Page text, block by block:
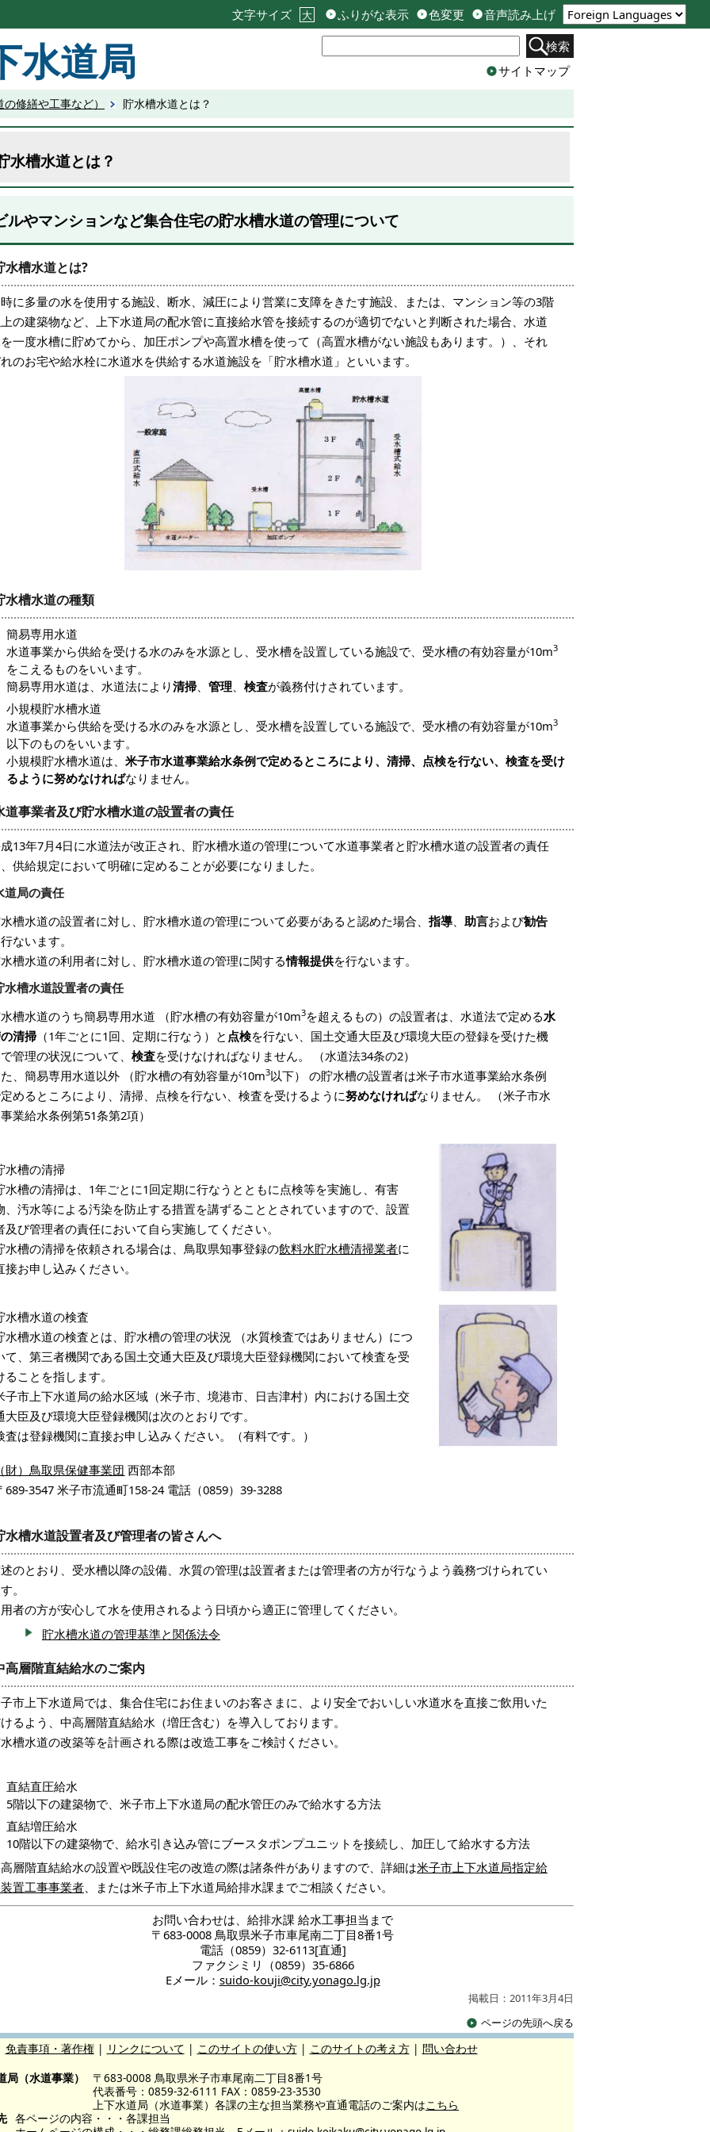
文字サイズ 大 ふりがな表示 色変更 音声読み上げ
水道局
検索
サイトマップ
修繕や工事など） 貯水槽水道とは？
水槽水道とは？
ルやマンションなど集合住宅の貯水槽水道の管理について
水槽水道とは?
に多量の水を使用する施設、断水、減圧により営業に支障をきたす施設、または、マンション等の3階
の建築物など、上下水道局の配水管に直接給水管を接続するのが適切でないと判断された場合、水道
一度水槽に貯めてから、加圧ポンプや高置水槽を使って（高置水槽がない施設もあります。）、それ
のお宅や給水栓に水道水を供給する水道施設を「貯水槽水道」といいます。
水槽水道の種類
簡易専用水道
水道事業から供給を受ける水のみを水源とし、受水槽を設置している施設で、受水槽の有効容量が10m3
をこえるものをいいます。
簡易専用水道は、水道法により清掃、 管理、 検査が義務付けされています。
小規模貯水槽水道
水道事業から供給を受ける水のみを水源とし、受水槽を設置している施設で、受水槽の有効容量が10m3
以下のものをいいます。
小規模貯水槽水道は、 米子市水道事業給水条例で定めるところにより、清掃、点検を行ない、検査を受け
るように努めなければなりません。
道事業者及び貯水槽水道の設置者の責任
13年7月4日に水道法が改正され、貯水槽水道の管理について水道事業者と貯水槽水道の設置者の責任
供給規定において明確に定めることが必要になりました。
道局の責任
槽水道の設置者に対し、貯水槽水道の管理について必要があると認めた場合、 指導、 助言および勧告
ないます。
槽水道の利用者に対し、貯水槽水道の管理に関する情報提供を行ないます。
水槽水道設置者の責任
槽水道のうち簡易専用水道 （貯水槽の有効容量が10m3を超えるもの）の設置者は、水道法で定める水
清掃 （1年ごとに1回、定期に行なう）と 点検を行ない、国土交通大臣及び環境大臣の登録を受けた機
管理の状況について、 検査を受けなければなりません。 （水道法34条の2）
、簡易専用水道以外 （貯水槽の有効容量が10m3以下） の貯水槽の設置者は米子市水道事業給水条例
めるところにより、清掃、点検を行ない、検査を受けるように努めなければなりません。 （米子市水
業給水条例第51条第2項）
水槽の清掃
水槽の清掃は、1年ごとに1回定期に行なうとともに点検等を実施し、有害
、汚水等による汚染を防止する措置を講ずることとされていますので、設置
及び管理者の責任において自ら実施してください。
水槽の清掃を依頼される場合は、鳥取県知事登録の飲料水貯水槽清掃業者に
接お申し込みください。
水槽水道の検査
水槽水道の検査とは、貯水槽の管理の状況 （水質検査ではありません）につ
て、第三者機関である国土交通大臣及び環境大臣登録機関において検査を受
ることを指します。
子市上下水道局の給水区域（米子市、境港市、日吉津村）内における国土交
大臣及び環境大臣登録機関は次のとおりです。
査は登録機関に直接お申し込みください。（有料です。）
財）鳥取県保健事業団 西部本部
689-3547 米子市流通町158-24 電話（0859）39-3288
水槽水道設置者及び管理者の皆さんへ
のとおり、受水槽以降の設備、水質の管理は設置者または管理者の方が行なうよう義務づけられてい
。
者の方が安心して水を使用されるよう日頃から適正に管理してください。
貯水槽水道の管理基準と関係法令
高層階直結給水のご案内
市上下水道局では、集合住宅にお住まいのお客さまに、より安全でおいしい水道水を直接ご飲用いた
るよう、中高層階直結給水（増圧含む）を導入しております。
槽水道の改築等を計画される際は改造工事をご検討ください。
直結直圧給水
5階以下の建築物で、米子市上下水道局の配水管圧のみで給水する方法
直結増圧給水
10階以下の建築物で、給水引き込み管にブースタポンプユニットを接続し、加圧して給水する方法
層階直結給水の設置や既設住宅の改造の際は諸条件がありますので、詳細は米子市上下水道局指定給
置工事事業者、または米子市上下水道局給排水課までご相談ください。
お問い合わせは、給排水課 給水工事担当まで
〒683-0008 鳥取県米子市車尾南二丁目8番1号
電話（0859）32-6113[直通]
ファクシミリ（0859）35-6866
Eメール： suido-kouji@city.yonago.lg.jp
掲載日：2011年3月4日
ページの先頭へ戻る
免責事項・著作権 | リンクについて | このサイトの使い方 | このサイトの考え方 | 問い合わせ
局（水道事業）
〒683-0008 鳥取県米子市車尾南二丁目8番1号
代表番号：0859-32-6111 FAX：0859-23-3530
上下水道局（水道事業）各課の主な担当業務や直通電話のご案内はこちら
各ページの内容・・・各課担当